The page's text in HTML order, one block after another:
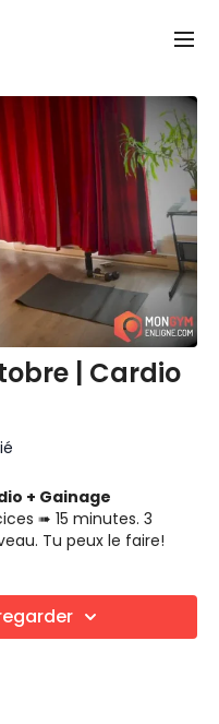
| Cardio
+ Gainage
➠ 15 minutes. 3
Tu peux le faire!